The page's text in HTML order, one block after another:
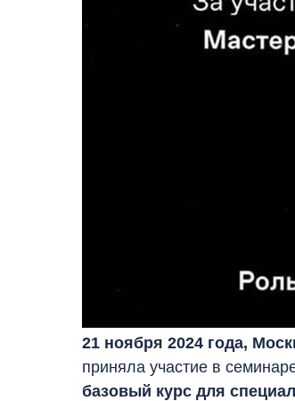
21 ноября 2024 года,
приняла участие в
базовый курс для